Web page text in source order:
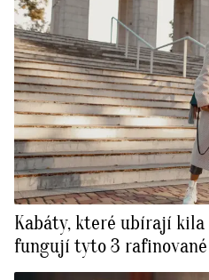
Kabáty, které ubírají kila
fungují tyto 3